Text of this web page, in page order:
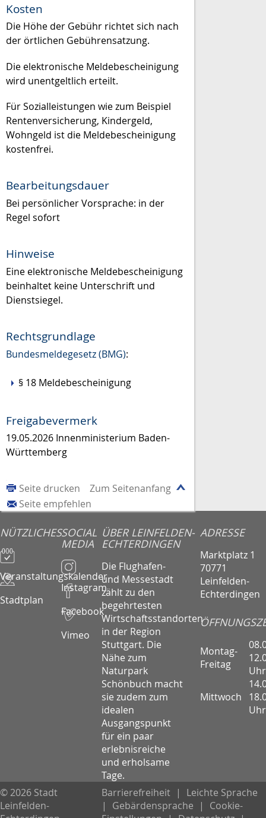
Kosten
Die Höhe der Gebühr richtet sich nach
der örtlichen Gebührensatzung.
Die elektronische Meldebescheinigung
wird unentgeltlich erteilt.
Für Sozialleistungen wie zum Beispiel
Rentenversicherung, Kindergeld,
Wohngeld ist die Meldebescheinigung
kostenfrei.
Bearbeitungsdauer
Bei persönlicher Vorsprache: in der
Regel sofort
Hinweise
Eine elektronische Meldebescheinigung
beinhaltet keine Unterschrift und
Dienstsiegel.
Rechtsgrundlage
Bundesmeldegesetz (BMG):
§ 18 Meldebescheinigung
Freigabevermerk
19.05.2026 Innenministerium Baden-
Württemberg
Zum Seitenanfang
Seite drucken
Seite empfehlen
NÜTZLICHES
Veranstaltungskalender
Stadtplan
SOCIAL
MEDIA
Instagram
Facebook
Vimeo
ÜBER LEINFELDEN-
ECHTERDINGEN
Die Flughafen-
und Messestadt
zählt zu den
begehrtesten
Wirtschaftsstandorten
in der Region
Stuttgart. Die
Nähe zum
Naturpark
Schönbuch macht
sie zudem zum
idealen
Ausgangspunkt
für ein paar
erlebnisreiche
und erholsame
Tage.
ADRESSE
Marktplatz 1
70771
Leinfelden-
Echterdingen
Montag-
Freitag
Uhr
Mittwoch
Uhr
© 2026 Stadt
Leinfelden-
Barrierefreiheit |
Leichte Sprache
|
Gebärdensprache |
Cookie-